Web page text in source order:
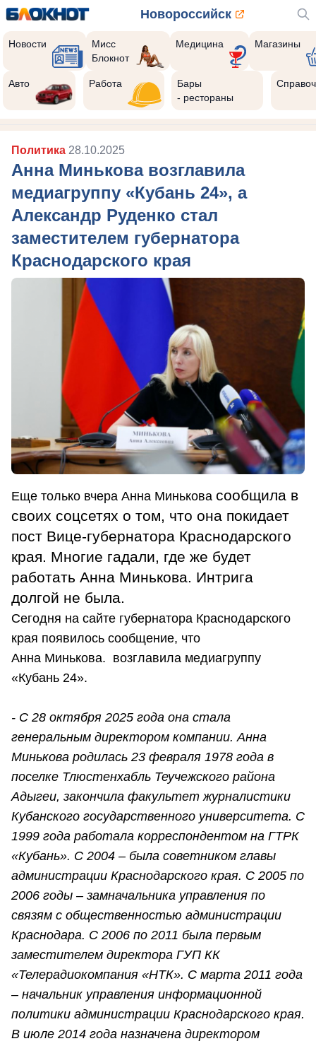
Новороссийск
Новости
Мисс
Блокнот
Медицина Магазины
Авто Работа
Бары
- рестораны
Политика 28.10.2025
Анна Минькова возглавила
медиагруппу «Кубань 24», а
Александр Руденко стал
заместителем губернатора
Краснодарского края
Еще только вчера Анна Минькова сообщила в
своих соцсетях о том, что она покидает
пост Вице-губернатора Краснодарского
края. Многие гадали, где же будет
работать Анна Минькова. Интрига
долгой не была.
Сегодня на сайте губернатора Краснодарского
края появилось сообщение, что
Анна Минькова. возглавила медиагруппу
«Кубань 24».
- С 28 октября 2025 года она стала
генеральным директором компании. Анна
Минькова родилась 23 февраля 1978 года в
поселке Тлюстенхабль Теучежского района
Адыгеи, закончила факультет журналистики
Кубанского государственного университета. С
1999 года работала корреспондентом на ГТРК
«Кубань». С 2004 – была советником главы
администрации Краснодарского края. С 2005 по
2006 годы – замначальника управления по
связям с общественностью администрации
Краснодара. С 2006 по 2011 была первым
заместителем директора ГУП КК
«Телерадиокомпания «НТК». С марта 2011 года
– начальник управления информационной
политики администрации Краснодарского края.
В июле 2014 года назначена директором